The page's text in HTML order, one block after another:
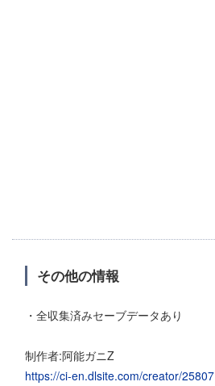
その他の情報
・全収集済みセーブデータあり
制作者:阿能ガニZ
https://ci-en.dlsite.com/creator/25807